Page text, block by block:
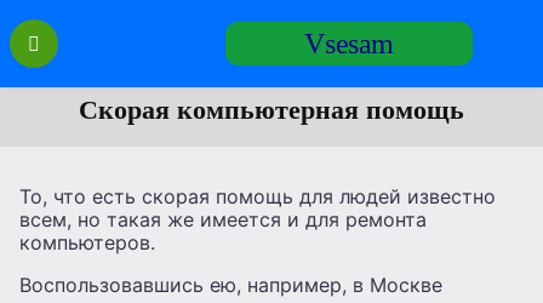
Перейти
содержанию
Vsesam
Скорая компьютерная помощь
То, что есть скорая помощь для людей известно
всем, но такая же имеется и для ремонта
компьютеров.
Воспользовавшись ею, например, в Москве